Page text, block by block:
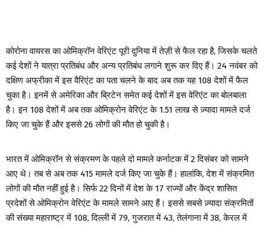
कोरोना वायरस का ओमिक्रॉन वेरिएंट पूरी दुनिया में तेज़ी से फैल रहा है, जिसके चलते
कई देशों ने यात्रा प्रतिबंध और अन्य प्रतिबंध लगाने शुरू कर दिए हैं। 24 नवंबर को
दक्षिण अफ्रीका में इस वैरिएंट का पता चलने के बाद अब तक यह 108 देशों में फैल
चुका है। इनमें से अमेरिका और ब्रिटेन समेत कई देशों में इस वेरिएंट का बोलबाला
है। इन 108 देशों में अब तक ओमिक्रोन वेरिएंट के 1.51 लाख से ज़्यादा मामले दर्ज
किए जा चुके हैं और इससे 26 लोगों की मौत हो चुकी है।
भारत में ओमिक्रॉन से संक्रमण के पहले दो मामले कर्नाटक में 2 दिसंबर को सामने
आए थे। तब से अब तक 415 मामले दर्ज किए जा चुके हैं। हालांकि, देश में संक्रमित
लोगों की मौत नहीं हुई है। सिर्फ 22 दिनों में देश के 17 राज्यों और केंद्र शासित
प्रदेशों से ओमिक्रोन वेरिएंट के मामले सामने आए हैं। इससे सबसे ज़्यादा संक्रमितों
की संख्या महाराष्ट्र में 108, दिल्ली में 79, गुजरात में 43, तेलंगाना में 38, केरल में